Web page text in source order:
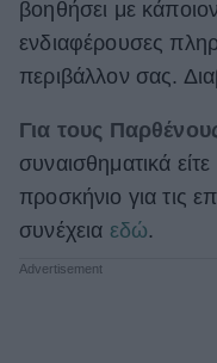
βοηθήσει με
ενδιαφέρουσες
περιβάλλον σας.
Για τους
συναισθηματικά
προσκήνιο για τις
συνέχεια εδώ.